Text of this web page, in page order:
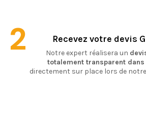
Recevez votre devis
Notre expert réalisera un
totalement transparent dans
directement sur place lors de
2